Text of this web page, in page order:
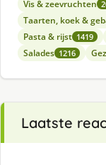
Vis & zeevruchten
Taarten, koek &
Pasta & rijst 1419
Salades 1216
Laatste